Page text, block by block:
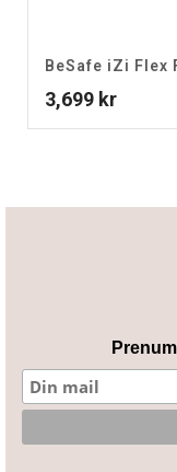
BeSafe iZi Flex
3,699 kr